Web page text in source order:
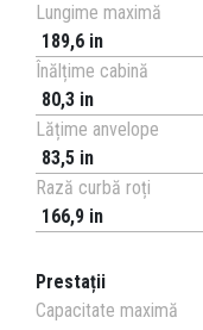
Lungime maximă
189,6 in
Înălțime cabină
80,3 in
Lățime anvelope
83,5 in
Rază curbă roți
166,9 in
Prestații
Capacitate maximă